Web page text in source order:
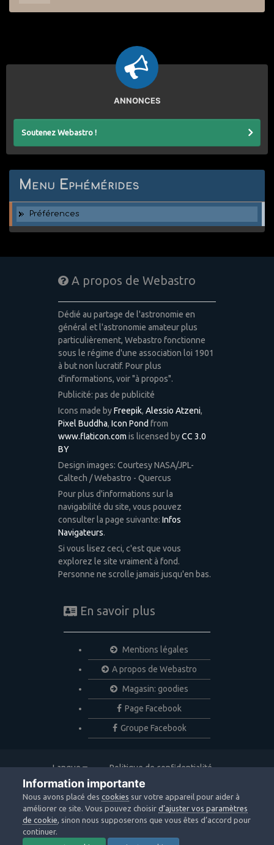
ANNONCES
Soutenez Webastro !
Menu Ephémérides
Préférences
A propos de Webastro
Dédié au partage de l'astronomie en
général et l'astronomie amateur plus
particulièrement, Webastro fonctionne
sous le régime d'une association loi 1901
à but non lucratif. Pour plus
d'informations, voir "à propos".
Publicité: pas de publicité
Icons made byFreepik, Alessio Atzeni,
Pixel Buddha, Icon Pond from
www.flaticon.com is licensed byCC 3.0
BY
Design images: Courtesy NASA/JPL-
Caltech / Webastro - Quercus
Pour plus d'informations sur la
navigabilité du site, vous pouvez
consulter la page suivante: Infos
Navigateurs.
Si vous lisez ceci, c'est que vous
explorez le site vraiment à fond.
Personne ne scrolle jamais jusqu'en bas.
En savoir plus
Mentions légales
A propos de Webastro
Magasin: goodies
Page Facebook
Groupe Facebook
Langue
Politique de confidentialité
Nous contacter
Copyright © 2020 Webastro
Powered by Invision Community
Information importante
Nous avons placé descookies sur votre appareil pour aider à
améliorer ce site. Vous pouvez choisird’ajuster vos paramètres
de cookie, sinon nous supposerons que vous êtes d’accord pour
continuer.